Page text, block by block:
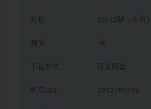
时长 3分21秒（左右）
4k
下载方式 百度网盘
售后QQ 1952789596